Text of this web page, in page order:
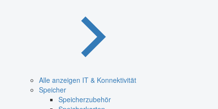
Alle anzeigen IT & Konnektivität
Speicher
Speicherzubehör